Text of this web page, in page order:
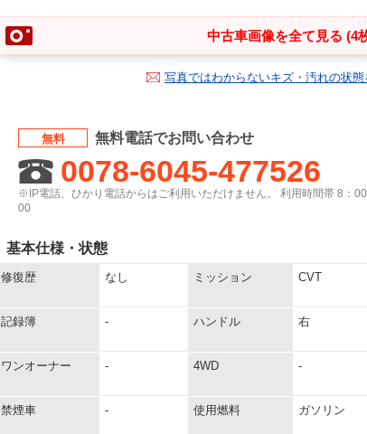
中古車画像を全て見る (4
写真ではわからないキズ・汚れの状態
無料 無料電話でお問い合わせ
0078-6045-477526
※IP電話、ひかり電話からはご利用いただけません。 利用時間帯 8：00
00
基本仕様・状態
修復歴 なし ミッション CVT
記録簿 - ハンドル 右
ワンオーナー - 4WD -
禁煙車 - 使用燃料 ガソリン